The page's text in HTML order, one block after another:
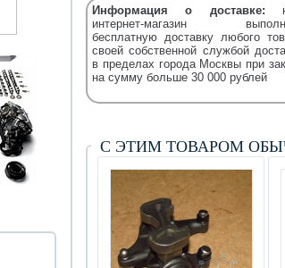
Информация о доставке:
интернет-магазин
бесплатную доставку любого
своей собственной службой
в пределах города Москвы при
на сумму больше 30 000 рублей
С ЭТИМ ТОВАРОМ